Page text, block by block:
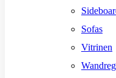
Sofas
Vitrinen